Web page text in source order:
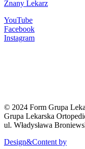
Znany Lekarz
YouTube
Facebook
Instagram
© 2024 Form Grupa
Grupa Lekarska
ul. Władysława
Design&Content by